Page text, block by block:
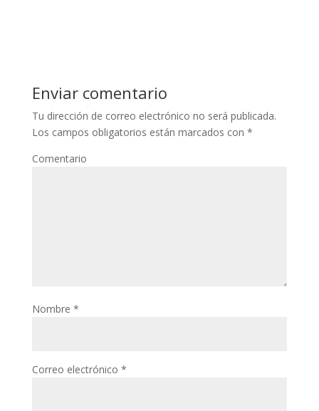
Enviar comentario
Tu dirección de correo electrónico no será publicada.
Los campos obligatorios están marcados con *
Comentario
Nombre *
Correo electrónico *